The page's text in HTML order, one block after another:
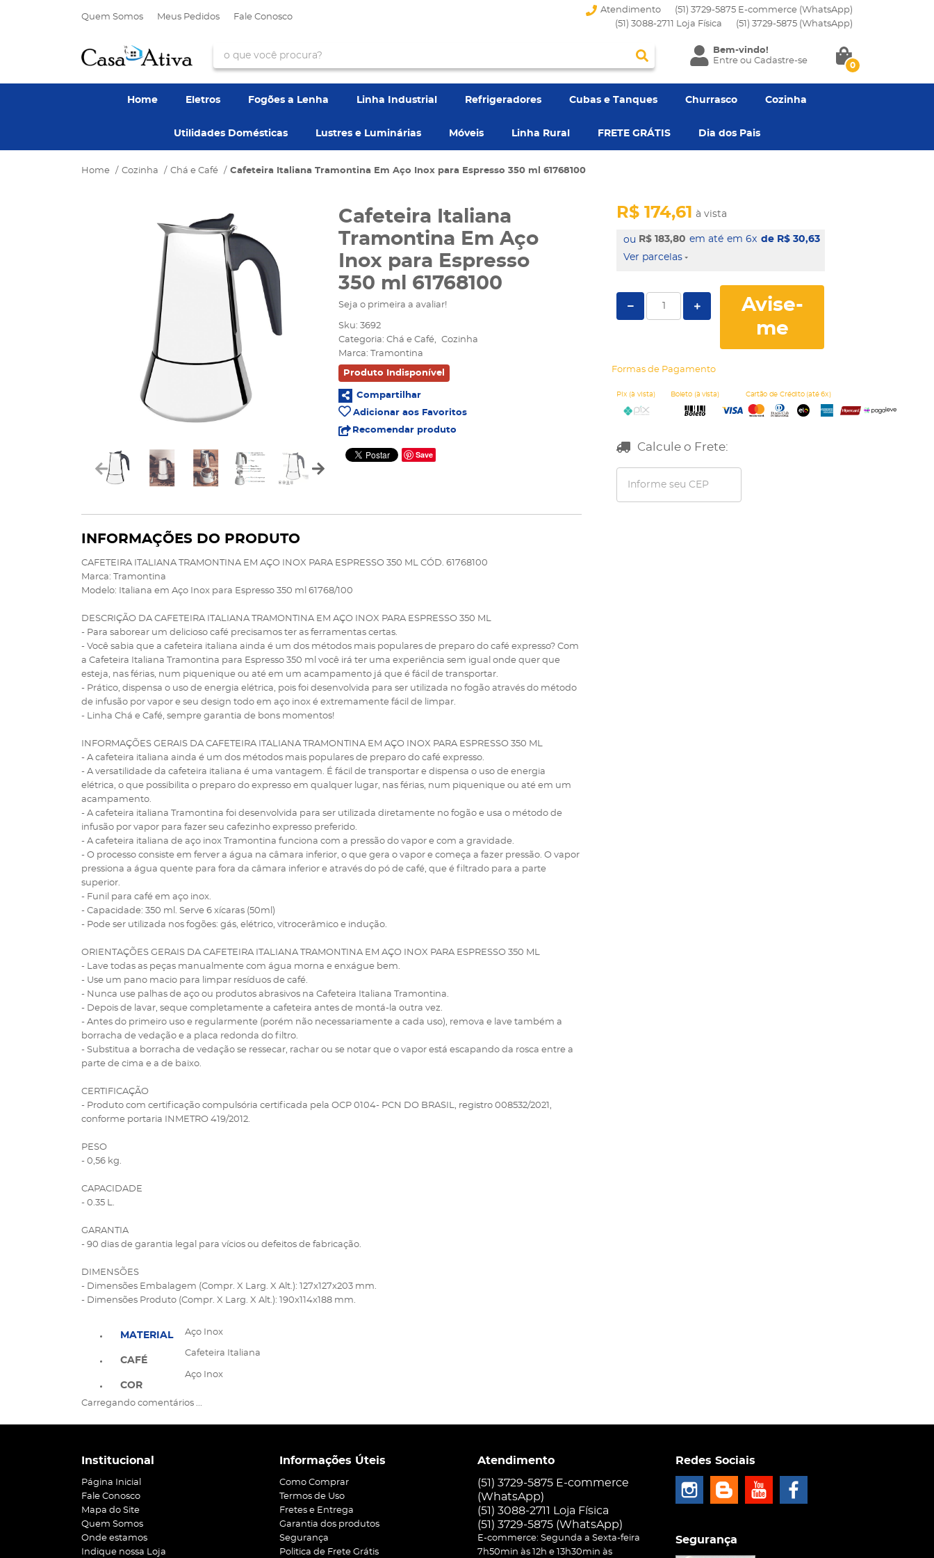
Quem Somos Meus Pedidos Fale Conosco
Atendimento
(51) 3729-5875 E-commerce (WhatsApp)
(51) 3088-2711 Loja Física
(51) 3729-5875 (WhatsApp)
Bem-vindo!
Entreou Cadastre-se 0
Home Eletros Fogões a Lenha Linha Industrial Refrigeradores Cubas e Tanques Churrasco Cozinha
Utilidades Domésticas Lustres e Luminárias Móveis Linha Rural FRETE GRÁTIS Dia dos Pais
Home Cozinha Chá e Café Cafeteira Italiana Tramontina Em Aço Inox para Espresso 350 ml 61768100
Cafeteira Italiana
Tramontina Em Aço
Inox para Espresso
350 ml 61768100
Seja o primeira a avaliar!
Sku: 3692
Categoria: Chá e Café
Cozinha
Marca: Tramontina
Produto Indisponível
Compartilhar
Adicionar aos Favoritos
Recomendar produto
Save
R$ 183,80
R$ 174,61 à vista
em 6x de R$ 30,63
Ver parcelas
Avise-
me
Formas de Pagamento
Calcule o Frete:
INFORMAÇÕES DO PRODUTO
CAFETEIRA ITALIANA TRAMONTINA EM AÇO INOX PARA ESPRESSO 350 ML CÓD. 61768100
Marca: Tramontina
Modelo: Italiana em Aço Inox para Espresso 350 ml 61768/100
DESCRIÇÃO DA CAFETEIRA ITALIANA TRAMONTINA EM AÇO INOX PARA ESPRESSO 350 ML
- Para saborear um delicioso café precisamos ter as ferramentas certas.
- Você sabia que a cafeteira italiana ainda é um dos métodos mais populares de preparo do café expresso? Com
a Cafeteira Italiana Tramontina para Espresso 350 ml você irá ter uma experiência sem igual onde quer que
esteja, nas férias, num piquenique ou até em um acampamento já que é fácil de transportar.
- Prático, dispensa o uso de energia elétrica, pois foi desenvolvida para ser utilizada no fogão através do método
de infusão por vapor e seu design todo em aço inox é extremamente fácil de limpar.
- Linha Chá e Café, sempre garantia de bons momentos!
INFORMAÇÕES GERAIS DA CAFETEIRA ITALIANA TRAMONTINA EM AÇO INOX PARA ESPRESSO 350 ML
- A cafeteira italiana ainda é um dos métodos mais populares de preparo do café expresso.
- A versatilidade da cafeteira italiana é uma vantagem. É fácil de transportar e dispensa o uso de energia
elétrica, o que possibilita o preparo do expresso em qualquer lugar, nas férias, num piquenique ou até em um
acampamento.
- A cafeteira italiana Tramontina foi desenvolvida para ser utilizada diretamente no fogão e usa o método de
infusão por vapor para fazer seu cafezinho expresso preferido.
- A cafeteira italiana de aço inox Tramontina funciona com a pressão do vapor e com a gravidade.
- O processo consiste em ferver a água na câmara inferior, o que gera o vapor e começa a fazer pressão. O vapor
pressiona a água quente para fora da câmara inferior e através do pó de café, que é filtrado para a parte
superior.
- Funil para café em aço inox.
- Capacidade: 350 ml. Serve 6 xícaras (50ml)
- Pode ser utilizada nos fogões: gás, elétrico, vitrocerâmico e indução.
ORIENTAÇÕES GERAIS DA CAFETEIRA ITALIANA TRAMONTINA EM AÇO INOX PARA ESPRESSO 350 ML
- Lave todas as peças manualmente com água morna e enxágue bem.
- Use um pano macio para limpar resíduos de café.
- Nunca use palhas de aço ou produtos abrasivos na Cafeteira Italiana Tramontina.
- Depois de lavar, seque completamente a cafeteira antes de montá-la outra vez.
- Antes do primeiro uso e regularmente (porém não necessariamente a cada uso), remova e lave também a
borracha de vedação e a placa redonda do filtro.
- Substitua a borracha de vedação se ressecar, rachar ou se notar que o vapor está escapando da rosca entre a
parte de cima e a de baixo.
CERTIFICAÇÃO
- Produto com certificação compulsória certificada pela OCP 0104- PCN DO BRASIL, registro 008532/2021,
conforme portaria INMETRO 419/2012.
PESO
- 0,56 kg.
CAPACIDADE
- 0.35 L.
GARANTIA
- 90 dias de garantia legal para vícios ou defeitos de fabricação.
DIMENSÕES
- Dimensões Embalagem (Compr. X Larg. X Alt.): 127x127x203 mm.
- Dimensões Produto (Compr. X Larg. X Alt.): 190x114x188 mm.
MATERIAL
CAFÉ
COR
Aço Inox
Cafeteira Italiana
Aço Inox
Carregando comentários ...
Institucional
Página Inicial
Fale Conosco
Mapa do Site
Quem Somos
Onde estamos
Indique nossa Loja
Informações Úteis
Como Comprar
Termos de Uso
Fretes e Entrega
Garantia dos produtos
Segurança
Politica de Frete Grátis
Atendimento
(51) 3729-5875 E-commerce
(WhatsApp)
(51) 3088-2711 Loja Física
(51) 3729-5875 (WhatsApp)
E-commerce: Segunda a Sexta-feira
7h50min às 12h e 13h30min às
Redes Sociais
Segurança